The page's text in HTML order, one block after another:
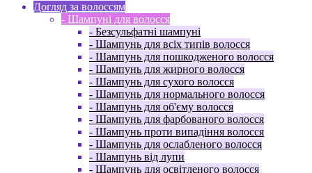
Догляд за волоссям
- Шампуні для волосся
- Безсульфатні шампуні
- Шампунь для всіх типів волосся
- Шампунь для пошкодженого волосся
- Шампунь для жирного волосся
- Шампунь для сухого волосся
- Шампунь для нормального волосся
- Шампунь для об'єму волосся
- Шампунь для фарбованого волосся
- Шампунь проти випадіння волосся
- Шампунь для ослабленого волосся
- Шампунь від лупи
- Шампунь для освітленого волосся